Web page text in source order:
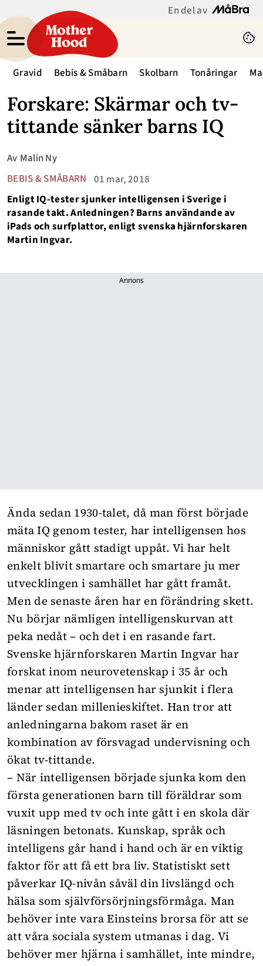
En del av
Gravid Bebis & Småbarn Skolbarn Tonåringar
Forskare: Skärmar och tv-
tittande sänker barns IQ
BEBIS & SMÅBARN 01 mar, 2018
Av Malin Ny
Enligt IQ-tester sjunker intelligensen i Sverige i
rasande takt. Anledningen? Barns användande av
iPads och surfplattor, enligt svenska hjärnforskaren
Martin Ingvar.
Annons
Ända sedan 1930-talet, då man först började
mäta IQ genom tester, har intelligensen hos
människor gått stadigt uppåt. Vi har helt
enkelt blivit smartare och smartare ju mer
utvecklingen i samhället har gått framåt.
Men de senaste åren har en förändring skett.
Nu börjar nämligen intelligenskurvan att
peka nedåt – och det i en rasande fart.
Svenske hjärnforskaren Martin Ingvar har
forskat inom neurovetenskap i 35 år och
menar att intelligensen har sjunkit i flera
länder sedan millenieskiftet. Han tror att
anledningarna bakom raset är en
kombination av försvagad undervisning och
ökat tv-tittande.
– När intelligensen började sjunka kom den
första generationen barn till föräldrar som
vuxit upp med tv och inte gått i en skola där
läsningen betonats. Kunskap, språk och
intelligens går hand i hand och är en viktig
faktor för att få ett bra liv. Statistiskt sett
påverkar IQ-nivån såväl din livslängd och
hälsa som självförsörjningsförmåga. Man
behöver inte vara Einsteins brorsa för att se
att våra sociala system utmanas i dag. Vi
behöver mer hjärna i samhället, inte mindre,